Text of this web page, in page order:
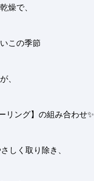
燥で、
この季節
、
リング】の組み合わせ✨
しく取り除き、